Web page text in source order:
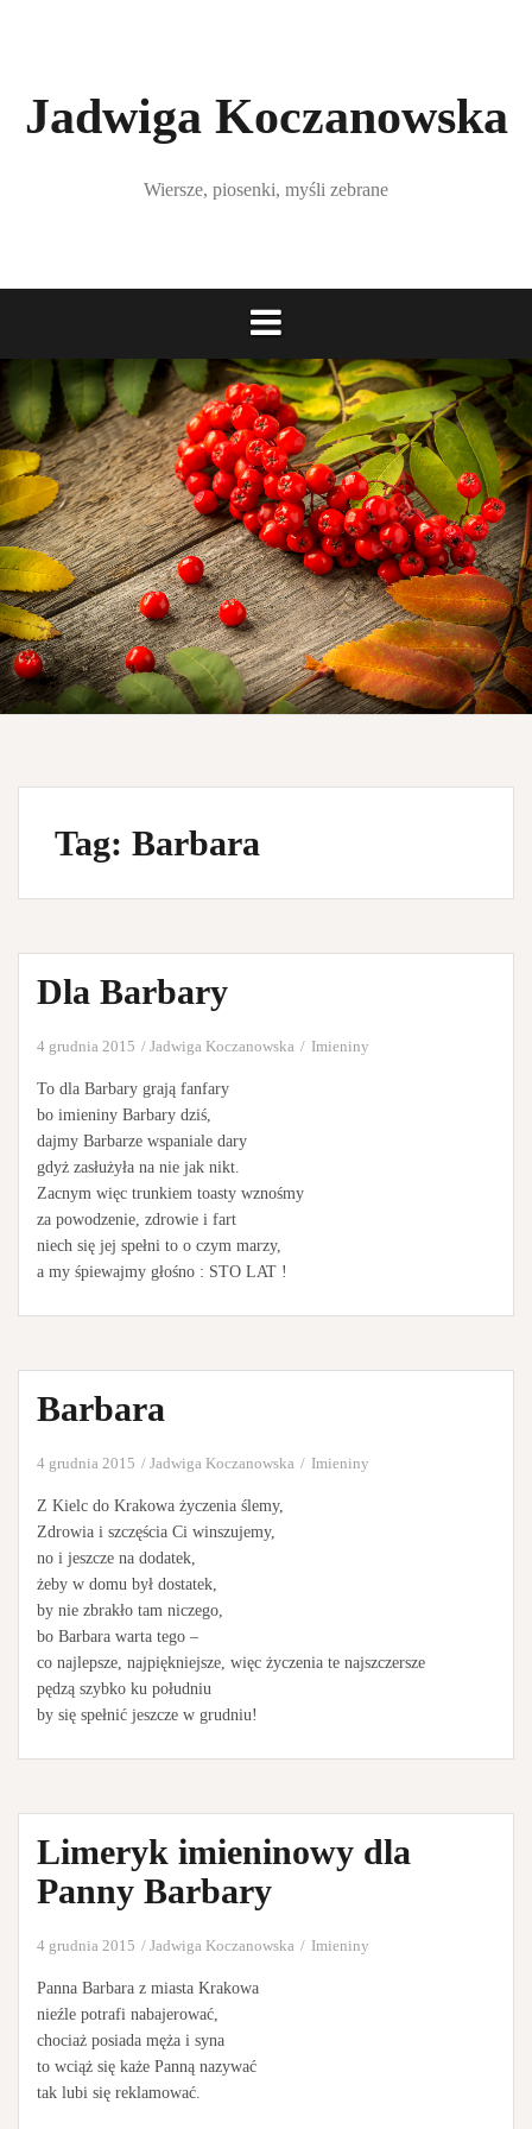
Jadwiga Koczanowska
Wiersze, piosenki, myśli zebrane
Tag: Barbara
Dla Barbary
4 grudnia 2015 Jadwiga Koczanowska Imieniny
To dla Barbary grają fanfary
bo imieniny Barbary dziś,
dajmy Barbarze wspaniale dary
gdyż zasłużyła na nie jak nikt.
Zacnym więc trunkiem toasty wznośmy
za powodzenie, zdrowie i fart
niech się jej spełni to o czym marzy,
a my śpiewajmy głośno : STO LAT !
Barbara
4 grudnia 2015 Jadwiga Koczanowska Imieniny
Z Kielc do Krakowa życzenia ślemy,
Zdrowia i szczęścia Ci winszujemy,
no i jeszcze na dodatek,
żeby w domu był dostatek,
by nie zbrakło tam niczego,
bo Barbara warta tego –
co najlepsze, najpiękniejsze, więc życzenia te najszczersze
pędzą szybko ku południu
by się spełnić jeszcze w grudniu!
Limeryk imieninowy dla
Panny Barbary
4 grudnia 2015 Jadwiga Koczanowska Imieniny
Panna Barbara z miasta Krakowa
nieźle potrafi nabajerować,
chociaż posiada męża i syna
to wciąż się każe Panną nazywać
tak lubi się reklamować.